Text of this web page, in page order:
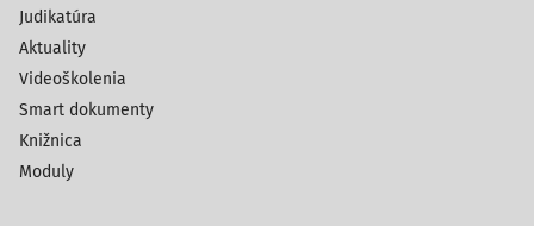
Judikatúra
Aktuality
Videoškolenia
Smart dokumenty
Knižnica
Moduly